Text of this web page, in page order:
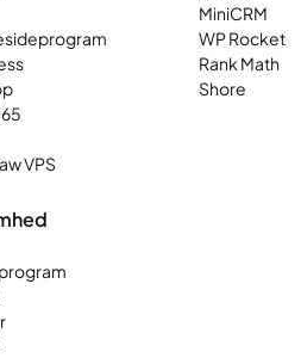
VPS
MiniCRM
WP Rocket
Rank Math
Shore